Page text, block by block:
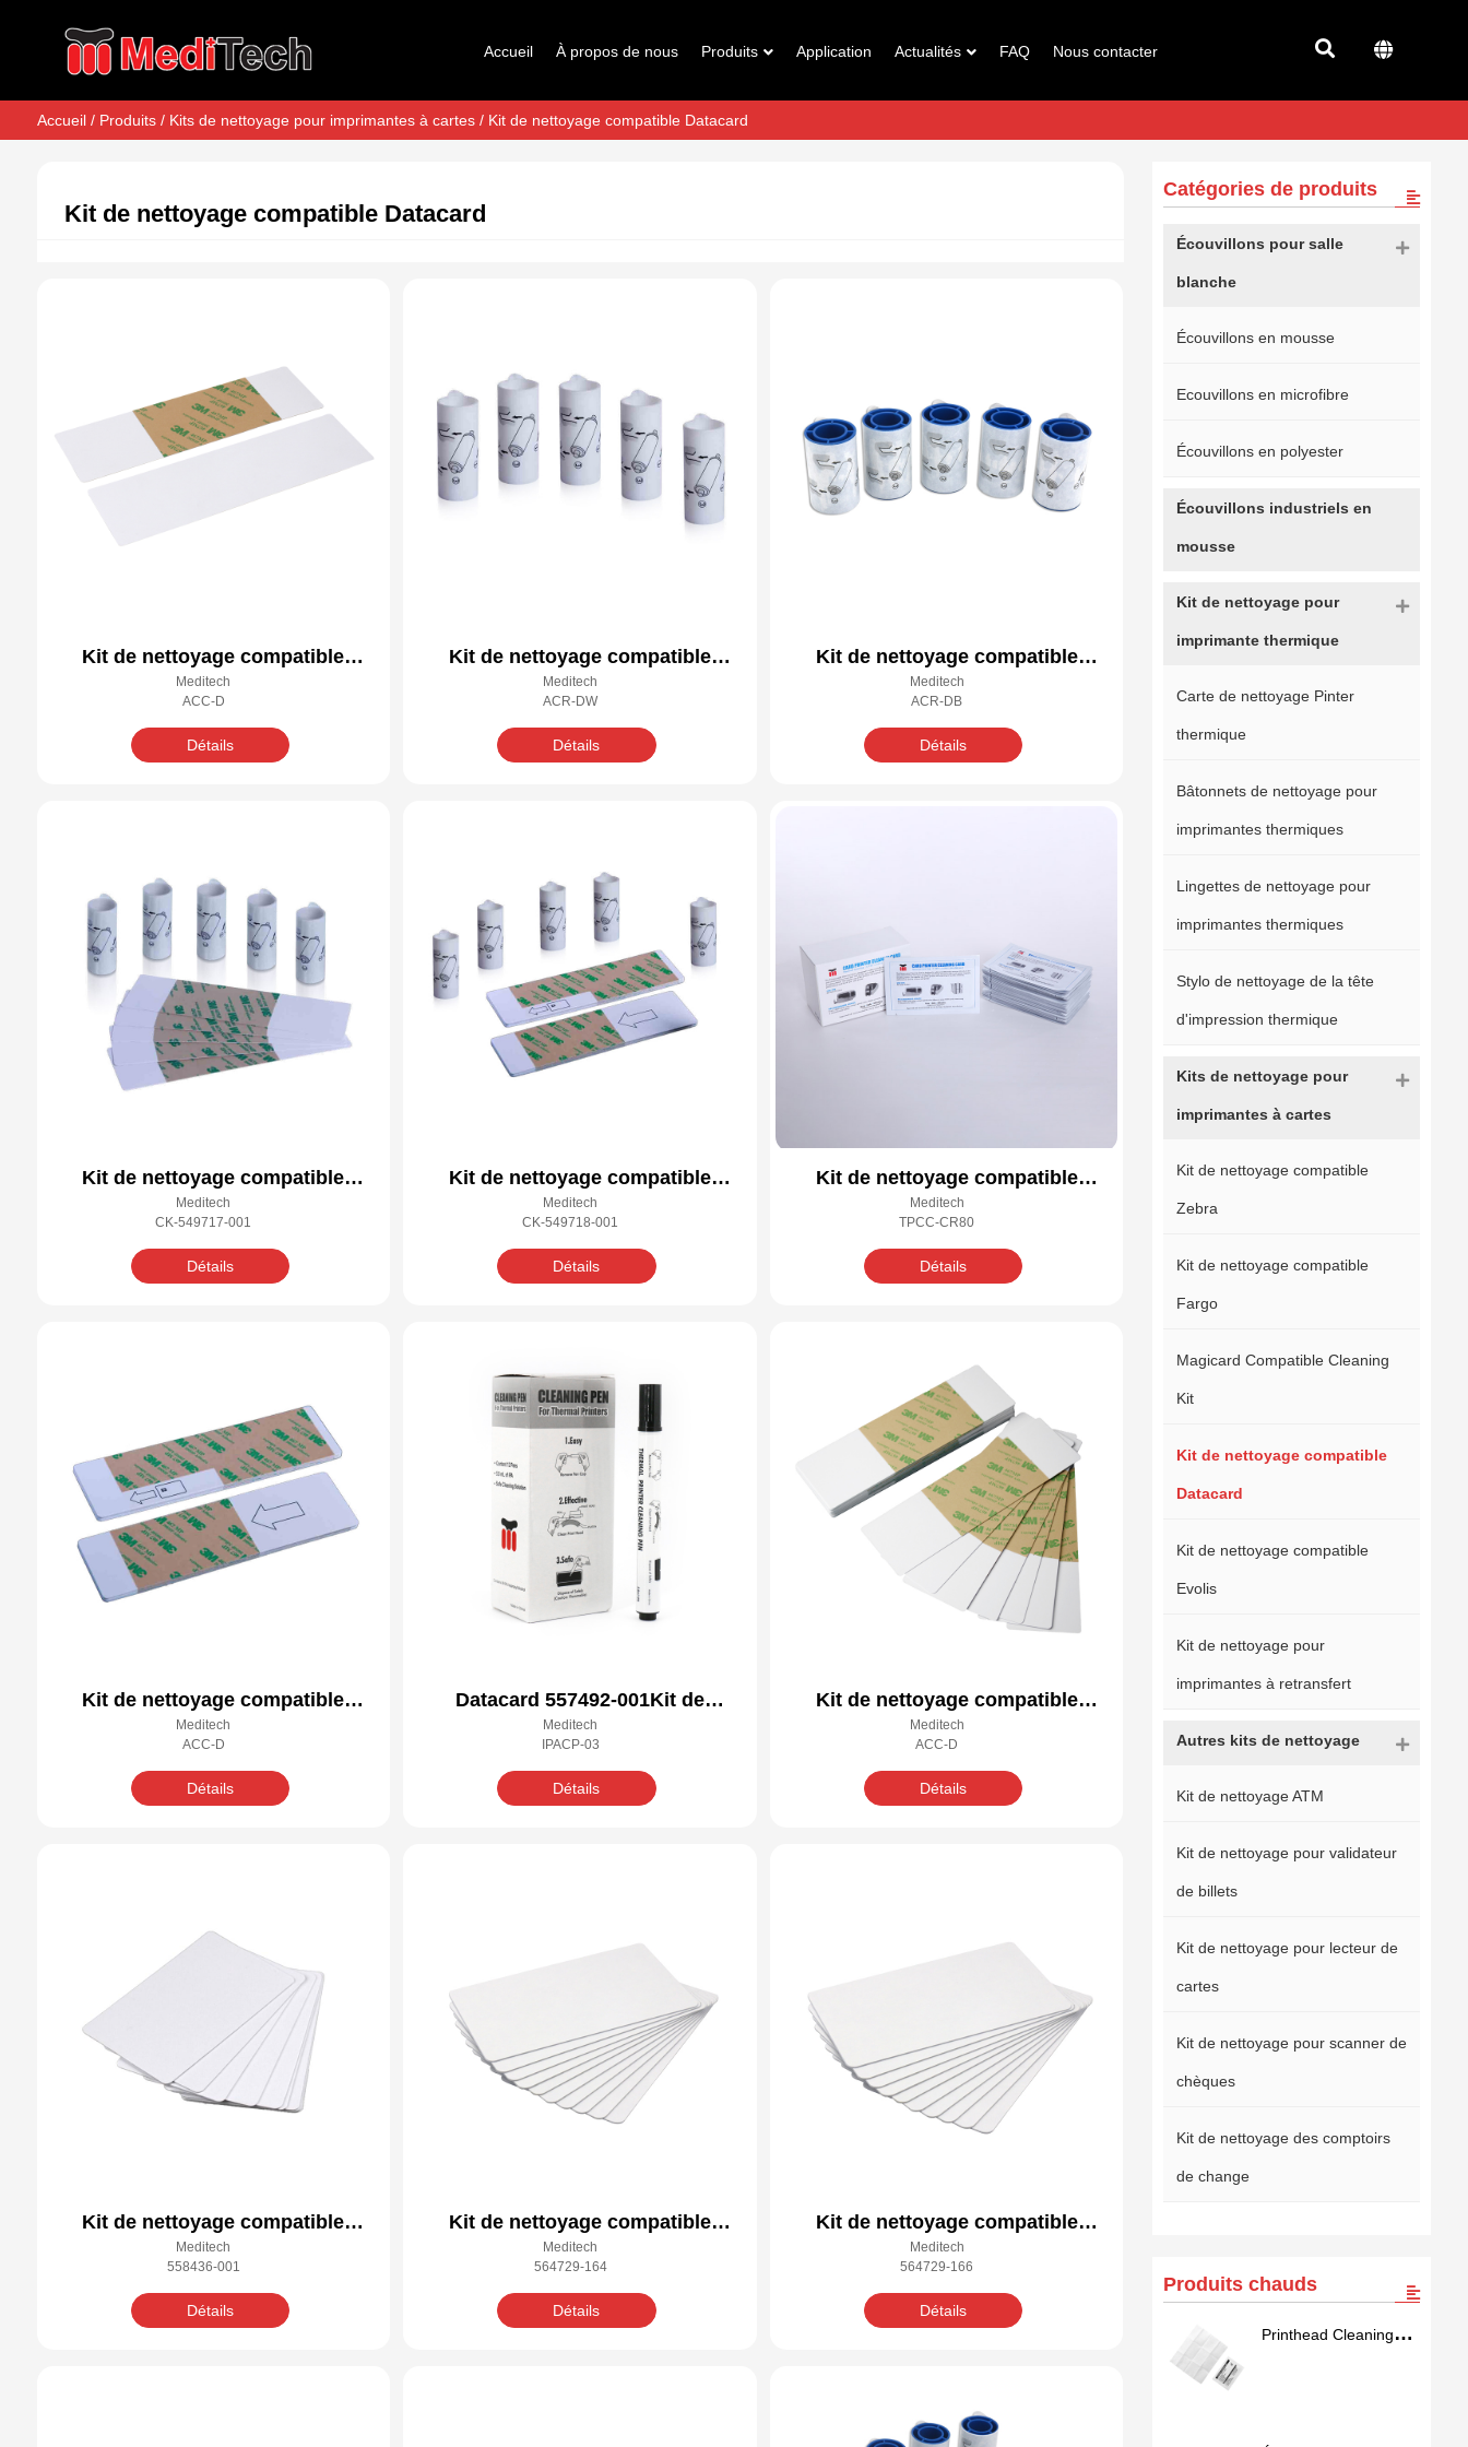
Accueil À propos de nous Produits Application Actualités FAQ Nous contacter
Accueil/ Produits/ Kits de nettoyage pour imprimantes à cartes/ Kit de nettoyage compatible Datacard
Kit de nettoyage compatible Datacard
Kit de nettoyage compatible
Datacard 548714-001
Meditech
ACC-D
Détails
Kit de nettoyage compatible
Datacard 549716-001
Meditech
ACR-DW
Détails
Kit de nettoyage compatible
Datacard 549716-002
Meditech
ACR-DB
Détails
Kit de nettoyage compatible
Datacard 549717-001
Meditech
CK-549717-001
Détails
Kit de nettoyage compatible
Datacard 549718-001
Meditech
CK-549718-001
Détails
Kit de nettoyage compatible
Datacard 552141-002
Meditech
TPCC-CR80
Détails
Kit de nettoyage compatible
Datacard 557297-001
Meditech
ACC-D
Détails
Datacard 557492-001Kit de
nettoyage compatible
Meditech
IPACP-03
Détails
Kit de nettoyage compatible
Datacard 557668-001
Meditech
ACC-D
Détails
Kit de nettoyage compatible
Datacard 558436-001
Meditech
558436-001
Détails
Kit de nettoyage compatible
Datacard 564729-164
Meditech
564729-164
Détails
Kit de nettoyage compatible
Datacard 564729-166
Meditech
564729-166
Détails
Catégories de produits
Écouvillons pour salle
blanche
Écouvillons en mousse
Ecouvillons en microfibre
Écouvillons en polyester
Écouvillons industriels en
mousse
Kit de nettoyage pour
imprimante thermique
Carte de nettoyage Pinter
thermique
Bâtonnets de nettoyage pour
imprimantes thermiques
Lingettes de nettoyage pour
imprimantes thermiques
Stylo de nettoyage de la tête
d'impression thermique
Kits de nettoyage pour
imprimantes à cartes
Kit de nettoyage compatible
Zebra
Kit de nettoyage compatible
Fargo
Magicard Compatible Cleaning
Kit
Kit de nettoyage compatible
Datacard
Kit de nettoyage compatible
Evolis
Kit de nettoyage pour
imprimantes à retransfert
Autres kits de nettoyage
Kit de nettoyage ATM
Kit de nettoyage pour validateur
de billets
Kit de nettoyage pour lecteur de
cartes
Kit de nettoyage pour scanner de
chèques
Kit de nettoyage des comptoirs
de change
Produits chauds
Printhead Cleaning